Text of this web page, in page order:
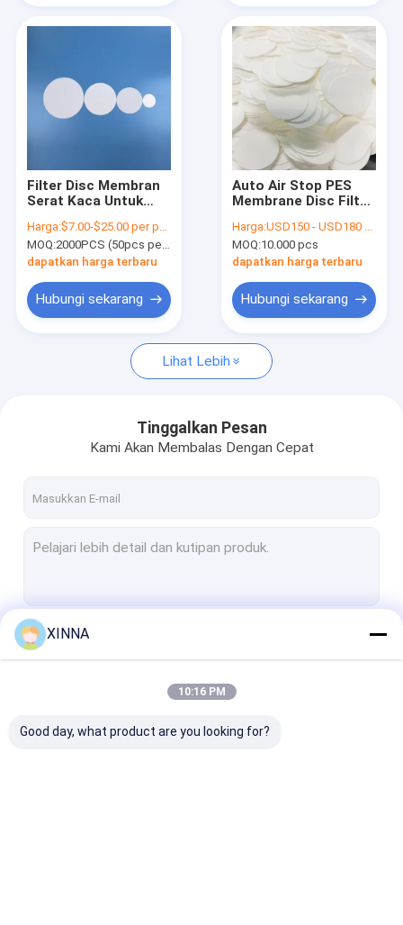
Video
Wisata pabrik
Hubungi kami
Quote request suatu
In-Line IV Filter
Membrane Disc Filter
Membran PES
Membran Nilon
Penjaga Transduser
Filter Disc Membran
Serat Kaca Untuk
Harga:$7.00-$25.00 per pack
MOQ:2000PCS (50pcs per bungkus)
dapatkan harga terbaru
Hubungi sekarang
Auto Air Stop PES
Membrane Disc Filter
Harga:USD150 - USD180 per 10000pcs
MOQ:10.000 pcs
dapatkan harga terbaru
Hubungi sekarang
Lihat Lebih
Tinggalkan Pesan
Kami Akan Membalas Dengan Cepat
XINNA
10:16 PM
Good day, what product are you looking for?